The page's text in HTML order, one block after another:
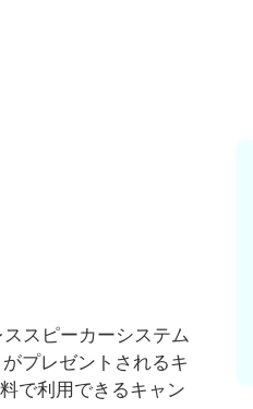
スピーカーシステム
プレゼントされるキ
で利用できるキャン